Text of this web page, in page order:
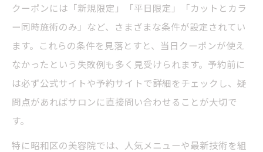
クーポンには「新規限定」「平日限定」「カットとカラ
ー同時施術のみ」など、さまざまな条件が設定されてい
ます。これらの条件を見落とすと、当日クーポンが使え
なかったという失敗例も多く見受けられます。予約前に
は必ず公式サイトや予約サイトで詳細をチェックし、疑
問点があればサロンに直接問い合わせることが大切で
す。
特に昭和区の美容院では、人気メニューや最新技術を組